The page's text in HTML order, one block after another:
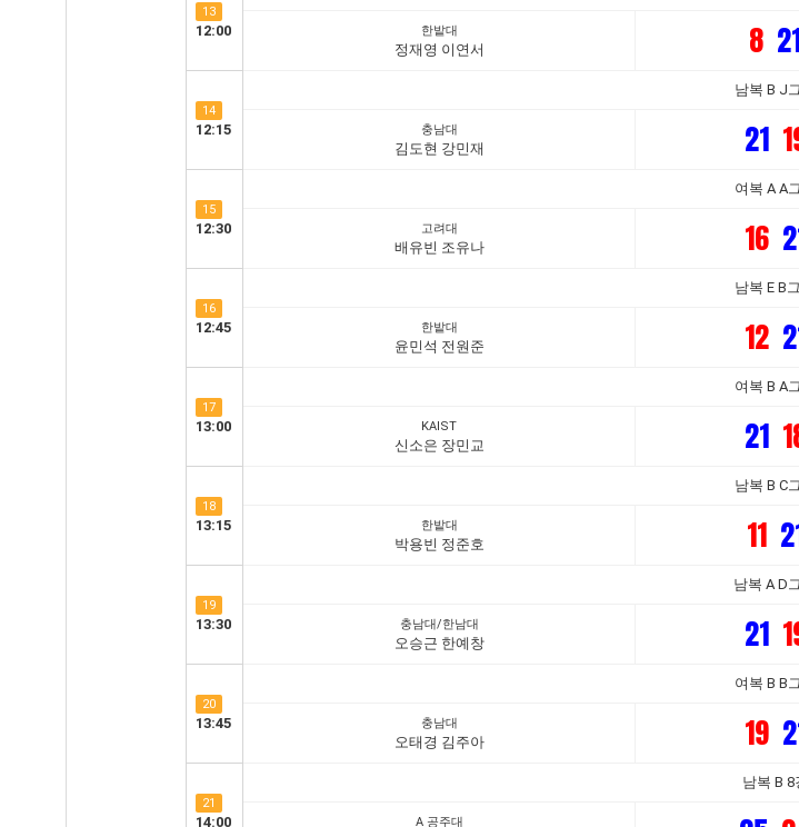
13
12:00 한밭대
정재영 이연서 8
14
12:15
남복 B J
충남대
김도현 강민재 21
15
12:30
여복 A A
고려대
배유빈 조유나 16
16
12:45
남복 E B
한밭대
윤민석 전원준 12
17
13:00
여복 B A
KAIST
신소은 장민교 21
18
13:15
남복 B C
한밭대
박용빈 정준호 11
19
13:30
남복 A D
충남대/한남대
오승근 한예창 21
20
13:45
여복 B B
충남대
오태경 김주아 19
21
14:00
남복 B 8
A 공주대